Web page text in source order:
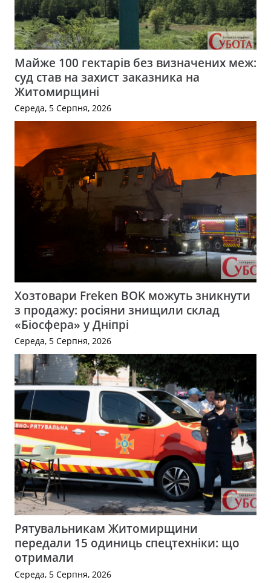
Майже 100 гектарів без визначених меж:
суд став на захист заказника на
Житомирщині
Середа, 5 Серпня, 2026
Хозтовари Freken BOK можуть зникнути
з продажу: росіяни знищили склад
«Біосфера» у Дніпрі
Середа, 5 Серпня, 2026
Рятувальникам Житомирщини
передали 15 одиниць спецтехніки: що
отримали
Середа, 5 Серпня, 2026